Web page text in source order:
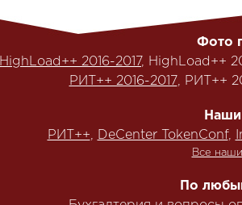
Фото
HighLoad++ 2016-2017, HighLoad++
РИТ++ 2016-2017, РИТ++
РИТ++, DeCenter TokenConf,
Все
По